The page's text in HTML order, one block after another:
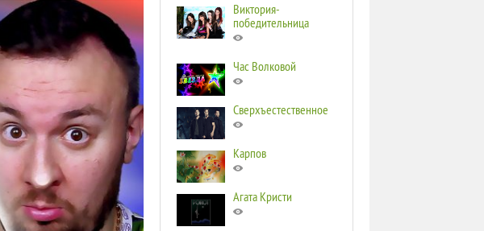
Виктория-
победительница
Час Волковой
Сверхъестественное
Карпов
Агата Кристи